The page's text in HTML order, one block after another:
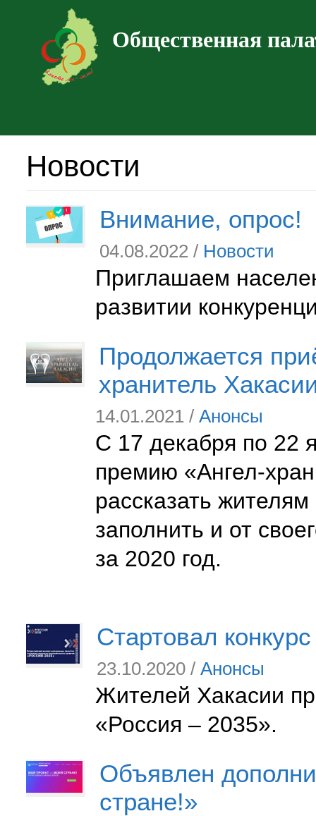
Общественная
Новости
Внимание, опрос!
04.08.2022 / Новости
Приглашаем
развитии
Продолжается
хранитель
14.01.2021 / Анонсы
С 17 декабря по 22
премию «Ангел-
рассказать
заполнить и от
за 2020 год.
Стартовал
23.10.2020 / Анонсы
Жителей Хакасии
«Россия – 2035».
Объявлен
стране!»